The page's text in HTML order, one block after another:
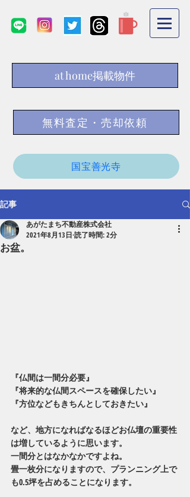
at home掲載物件
無料査定・売却依頼
国宝善光寺
記事
お盆。
あがたまち不動産株式会社
2021年8月13日 読了時間: 2分
『仏間は一間分必要』
『将来的な仏間スペースを確保したい』
『方位などもきちんとしておきたい』
など、地方になればなるほどお仏壇の重要性
は増しているように思います。
一間分とはなかなかですよね。
畳一枚分になりますので、プランニング上で
も0.5坪を占めることになります。